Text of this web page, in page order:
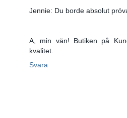
Jennie: Du borde absolut
A, min vän! Butiken på
kvalitet.
Svara